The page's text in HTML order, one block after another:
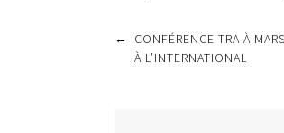
Post
navigation
←
CONFÉRENCE TRA À
À L’INTERNATIONAL